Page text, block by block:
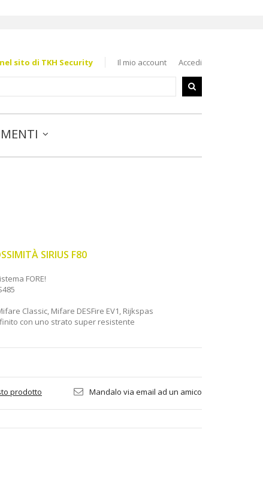
Il mio account Accedi
sito di TKH Security
SIRIUS F80
FORE!
Classic, Mifare DESFire EV1, Rijkspas
con uno strato super resistente
prodotto Mandalo via email ad un amico